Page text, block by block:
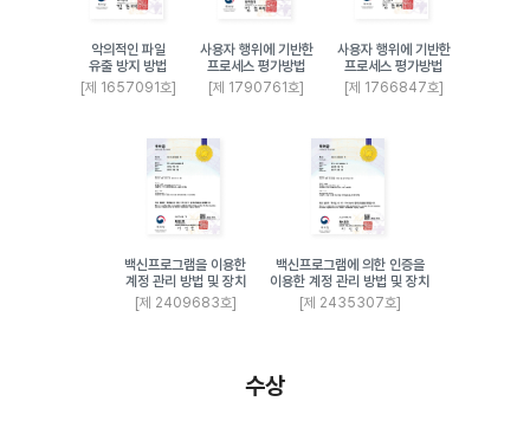
악의적인 파일
유출 방지 방법
[제 1657091호]
사용자 행위에 기반한
프로세스 평가방법
[제 1790761호]
사용자 행위에 기반한
프로세스 평가방법
[제 1766847호]
백신프로그램을 이용한
계정 관리 방법 및 장치
[제 2409683호]
백신프로그램에 의한 인증을
이용한 계정 관리 방법 및 장치
[제 2435307호]
수상